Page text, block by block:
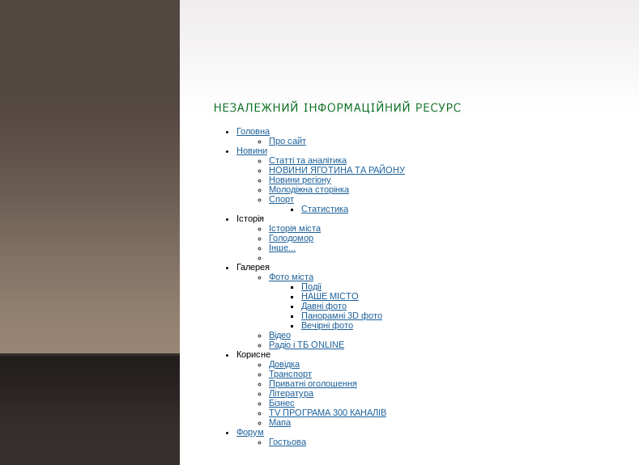
Головна
Про сайт
Новини
Статті та аналітика
НОВИНИ ЯГОТИНА ТА РАЙОНУ
Новини регіону
Молодіжна сторінка
Спорт
Статистика
Історія
Історія міста
Голодомор
Інше...
Галерея
Фото міста
Події
НАШЕ МІСТО
Давні фото
Панорамні 3D фото
Вечірні фото
Відео
Радіо і ТБ ONLINE
Корисне
Довідка
Транспорт
Приватні оголошення
Література
Бізнес
TV ПРОГРАМА 300 КАНАЛІВ
Мапа
Форум
Гостьова